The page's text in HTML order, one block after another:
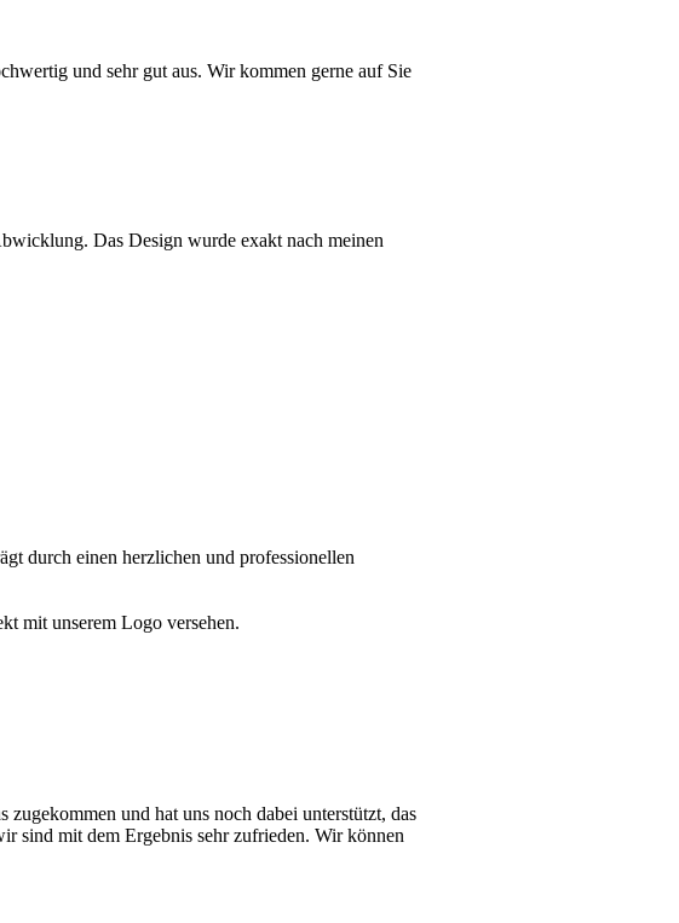
und sehr gut aus. Wir kommen gerne auf Sie
Das Design wurde exakt nach meinen
durch einen herzlichen und professionellen
mit unserem Logo versehen.
und hat uns noch dabei unterstützt, das
sind mit dem Ergebnis sehr zufrieden. Wir können